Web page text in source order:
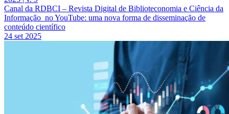
Canal da RDBCI – Revista Digital de Biblioteconomia e Ciência da
Informação no YouTube: uma nova forma de disseminação de
conteúdo científico
24 set 2025